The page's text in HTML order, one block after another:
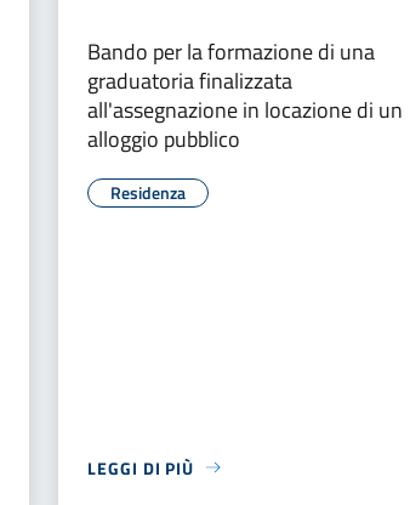
Bando per la formazione di una
graduatoria finalizzata
all'assegnazione in locazione di un
alloggio pubblico
Residenza
LEGGI DI PIÙ